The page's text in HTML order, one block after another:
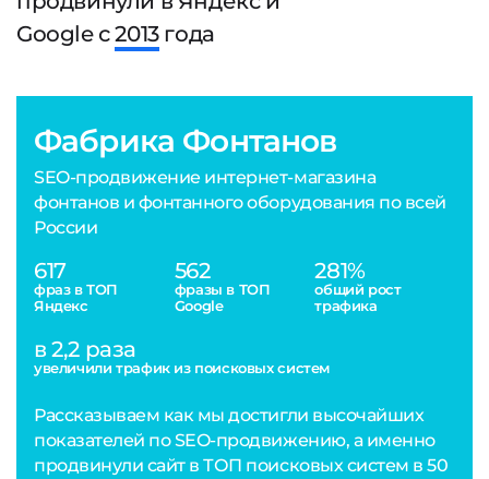
Google с2013года
Фабрика Фонтанов
SEO-продвижение интернет-магазина
фонтанов и фонтанного оборудования по всей
России
617
фраз в ТОП
Яндекс
562
фразы в ТОП
Google
281%
общий рост
трафика
в 2,2 раза
увеличили трафик из поисковых систем
Рассказываем как мы достигли высочайших
показателей по SEO-продвижению, а именно
продвинули сайт в ТОП поисковых систем в 50